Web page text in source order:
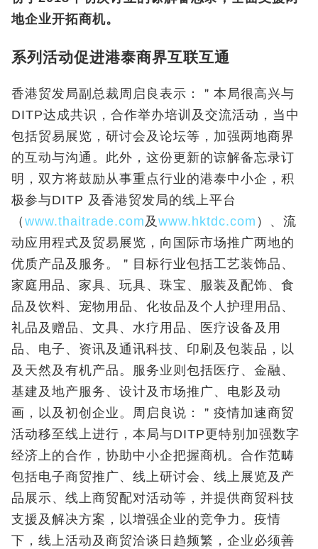
地企业开拓商机。
系列活动促进港泰商界互联互通
香港贸发局副总裁周启良表示：＂本局很高兴与
DITP达成共识，合作举办培训及交流活动，当中
包括贸易展览，研讨会及论坛等，加强两地商界
的互动与沟通。此外，这份更新的谅解备忘录订
明，双方将鼓励从事重点行业的港泰中小企，积
极参与DITP 及香港贸发局的线上平台
（ www.thaitrade.com及 www.hktdc.com ）、流
动应用程式及贸易展览，向国际市场推广两地的
优质产品及服务。＂目标行业包括工艺装饰品、
家庭用品、家具、玩具、珠宝、服装及配饰、食
品及饮料、宠物用品、化妆品及个人护理用品、
礼品及赠品、文具、水疗用品、医疗设备及用
品、电子、资讯及通讯科技、印刷及包装品，以
及天然及有机产品。服务业则包括医疗、金融、
基建及地产服务、设计及市场推广、电影及动
画，以及初创企业。周启良说：＂疫情加速商贸
活动移至线上进行，本局与DITP更特别加强数字
经济上的合作，协助中小企把握商机。合作范畴
包括电子商贸推广、线上研讨会、线上展览及产
品展示、线上商贸配对活动等，并提供商贸科技
支援及解决方案，以增强企业的竞争力。疫情
下，线上活动及商贸洽谈日趋频繁，企业必须善